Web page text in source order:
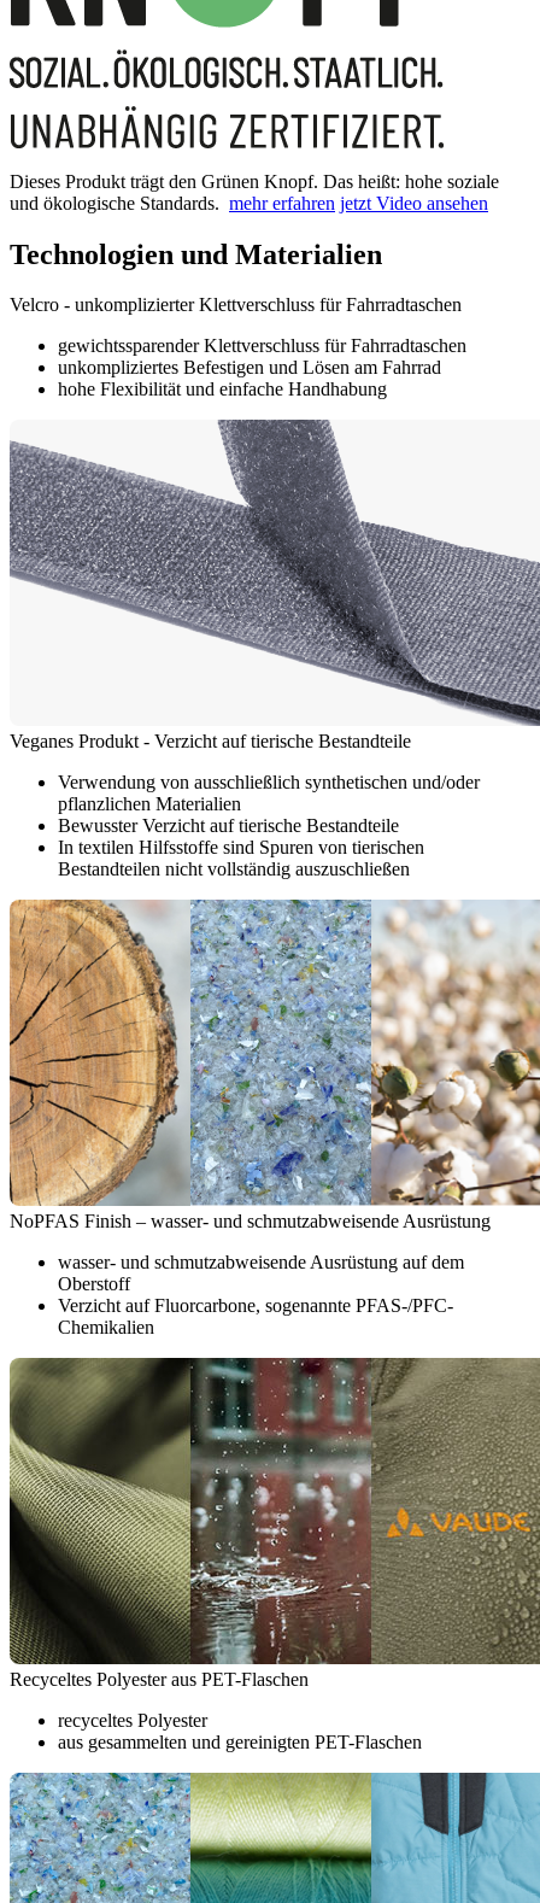
Dieses Produkt trägt den Grünen Knopf. Das heißt: hohe soziale
und ökologische Standards. mehr erfahren jetzt Video ansehen
Technologien und Materialien
Velcro - unkomplizierter Klettverschluss für Fahrradtaschen
gewichtssparender Klettverschluss für Fahrradtaschen
unkompliziertes Befestigen und Lösen am Fahrrad
hohe Flexibilität und einfache Handhabung
Veganes Produkt - Verzicht auf tierische Bestandteile
Verwendung von ausschließlich synthetischen und/oder
pflanzlichen Materialien
Bewusster Verzicht auf tierische Bestandteile
In textilen Hilfsstoffe sind Spuren von tierischen
Bestandteilen nicht vollständig auszuschließen
NoPFAS Finish – wasser- und schmutzabweisende Ausrüstung
wasser- und schmutzabweisende Ausrüstung auf dem
Oberstoff
Verzicht auf Fluorcarbone, sogenannte PFAS-/PFC-
Chemikalien
Recyceltes Polyester aus PET-Flaschen
recyceltes Polyester
aus gesammelten und gereinigten PET-Flaschen